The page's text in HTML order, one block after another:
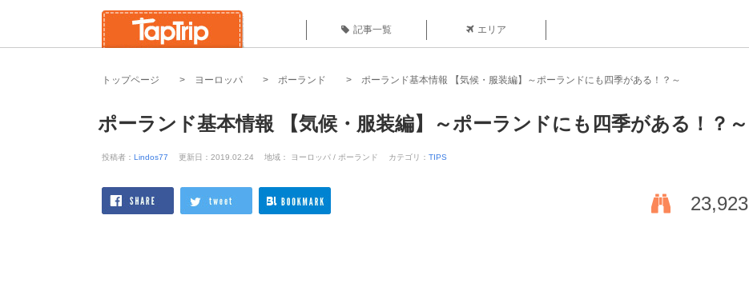
記事一覧 エリア
トップページ ヨーロッパ ポーランド ポーランド基本情報 【気候・服装編】～ポーランドにも四季がある！？～
ポーランド基本情報 【気候・服装編】～ポーランドにも四季がある！？～
投稿者： Lindos77 更新日：2019.02.24 地域： ヨーロッパ / ポーランド カテゴリ： TIPS
23,923